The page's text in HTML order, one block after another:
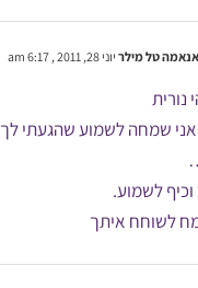
אנאמה טל מילר יוני 28, 2011 , 6:17 am
נורית
שמחה לשמוע שהגעתי לך
לשמוע.
לשוחח איתך